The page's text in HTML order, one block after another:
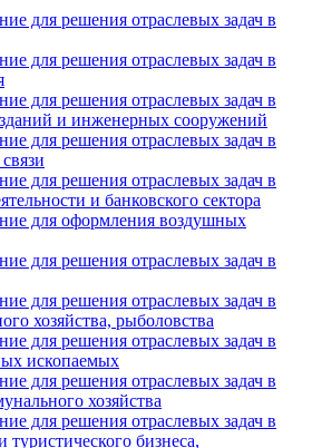
для решения отраслевых задач в
для решения отраслевых задач в
для решения отраслевых задач в
зданий и инженерных сооружений
для решения отраслевых задач в
для решения отраслевых задач в
и банковского сектора
для оформления воздушных
для решения отраслевых задач в
для решения отраслевых задач в
хозяйства, рыболовства
для решения отраслевых задач в
ископаемых
для решения отраслевых задач в
хозяйства
для решения отраслевых задач в
туристического бизнеса,